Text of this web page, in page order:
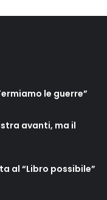
le guerre”
avanti, ma il
al “Libro possibile”